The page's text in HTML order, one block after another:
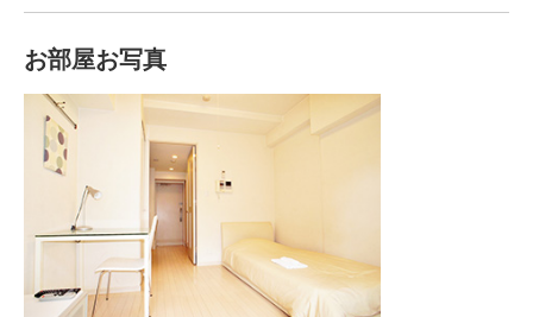
お部屋お写真